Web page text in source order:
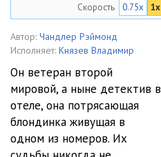
Скорость 0.75x 1x
Автор: Чандлер Рэймонд
Исполняет: Князев Владимир
Он ветеран второй
мировой, а ныне детектив в
отеле, она потрясающая
блондинка живущая в
одном из номеров. Их